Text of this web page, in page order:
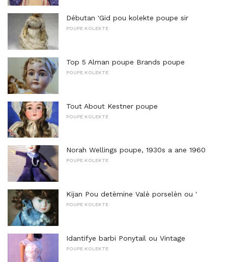
Débutan 'Gid pou kolekte poupe sir
POUPE KOLEKTE
Top 5 Alman poupe Brands poupe
POUPE KOLEKTE
Tout About Kestner poupe
POUPE KOLEKTE
Norah Wellings poupe, 1930s a ane 1960
POUPE KOLEKTE
Kijan Pou detèmine Valè porselèn ou '
POUPE KOLEKTE
Idantifye barbi Ponytail ou Vintage
POUPE KOLEKTE